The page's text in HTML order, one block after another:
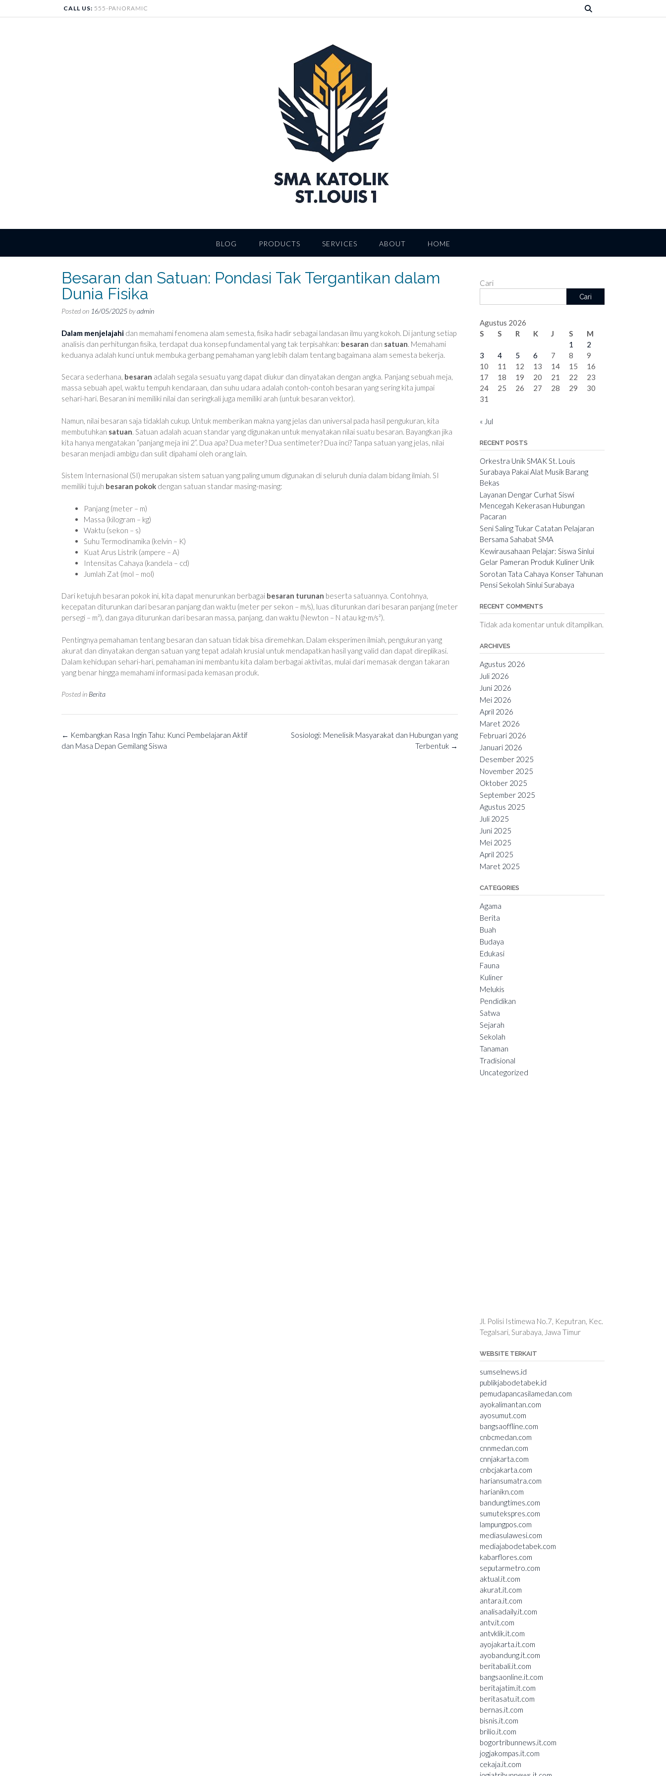
to
CALL US: 555-PANORAMIC
BLOG PRODUCTS SERVICES ABOUT HOME
Besaran dan Satuan: Pondasi Tak Tergantikan dalam
Dunia Fisika
Posted on 16/05/2025 byadmin
Dalam menjelajahi dan memahami fenomena alam semesta, fisika hadir sebagai landasan ilmu yang kokoh. Di jantung setiap
analisis dan perhitungan fisika, terdapat dua konsep fundamental yang tak terpisahkan: besaran dan satuan . Memahami
keduanya adalah kunci untuk membuka gerbang pemahaman yang lebih dalam tentang bagaimana alam semesta bekerja.
Secara sederhana, besaran adalah segala sesuatu yang dapat diukur dan dinyatakan dengan angka. Panjang sebuah meja,
massa sebuah apel, waktu tempuh kendaraan, dan suhu udara adalah contoh-contoh besaran yang sering kita jumpai
sehari-hari. Besaran ini memiliki nilai dan seringkali juga memiliki arah (untuk besaran vektor).
Namun, nilai besaran saja tidaklah cukup. Untuk memberikan makna yang jelas dan universal pada hasil pengukuran, kita
membutuhkan satuan . Satuan adalah acuan standar yang digunakan untuk menyatakan nilai suatu besaran. Bayangkan jika
kita hanya mengatakan “panjang meja ini 2”. Dua apa? Dua meter? Dua sentimeter? Dua inci? Tanpa satuan yang jelas, nilai
besaran menjadi ambigu dan sulit dipahami oleh orang lain.
Sistem Internasional (SI) merupakan sistem satuan yang paling umum digunakan di seluruh dunia dalam bidang ilmiah. SI
memiliki tujuh besaran pokok dengan satuan standar masing-masing:
Panjang (meter – m)
Massa (kilogram – kg)
Waktu (sekon – s)
Suhu Termodinamika (kelvin – K)
Kuat Arus Listrik (ampere – A)
Intensitas Cahaya (kandela – cd)
Jumlah Zat (mol – mol)
Dari ketujuh besaran pokok ini, kita dapat menurunkan berbagai besaran turunan beserta satuannya. Contohnya,
kecepatan diturunkan dari besaran panjang dan waktu (meter per sekon – m/s), luas diturunkan dari besaran panjang (meter
persegi – m²), dan gaya diturunkan dari besaran massa, panjang, dan waktu (Newton – N atau kg⋅m/s²).
Pentingnya pemahaman tentang besaran dan satuan tidak bisa diremehkan. Dalam eksperimen ilmiah, pengukuran yang
akurat dan dinyatakan dengan satuan yang tepat adalah krusial untuk mendapatkan hasil yang valid dan dapat direplikasi.
Dalam kehidupan sehari-hari, pemahaman ini membantu kita dalam berbagai aktivitas, mulai dari memasak dengan takaran
yang benar hingga memahami informasi pada kemasan produk.
Posted in Berita
Post
navigation
Sosiologi: Menelisik Masyarakat dan Hubungan yang
Terbentuk →
← Kembangkan Rasa Ingin Tahu: Kunci Pembelajaran Aktif
dan Masa Depan Gemilang Siswa
Cari
Cari
Agustus 2026
S
S R K J S
M
1
2
3
4 5 6 7 8
9
10
11 12 13 14 15
16
17
18 19 20 21 22
23
24
25 26 27 28 29
30
31
« Jul
RECENT POSTS
Orkestra Unik SMAK St. Louis
Surabaya Pakai Alat Musik Barang
Bekas
Layanan Dengar Curhat Siswi
Mencegah Kekerasan Hubungan
Pacaran
Seni Saling Tukar Catatan Pelajaran
Bersama Sahabat SMA
Kewirausahaan Pelajar: Siswa Sinlui
Gelar Pameran Produk Kuliner Unik
Sorotan Tata Cahaya Konser Tahunan
Pensi Sekolah Sinlui Surabaya
RECENT COMMENTS
Tidak ada komentar untuk ditampilkan.
ARCHIVES
Agustus 2026
Juli 2026
Juni 2026
Mei 2026
April 2026
Maret 2026
Februari 2026
Januari 2026
Desember 2025
November 2025
Oktober 2025
September 2025
Agustus 2025
Juli 2025
Juni 2025
Mei 2025
April 2025
Maret 2025
CATEGORIES
Agama
Berita
Buah
Budaya
Edukasi
Fauna
Kuliner
Melukis
Pendidikan
Satwa
Sejarah
Sekolah
Tanaman
Tradisional
Uncategorized
Jl. Polisi Istimewa No.7, Keputran, Kec.
Tegalsari, Surabaya, Jawa Timur
WEBSITE TERKAIT
sumselnews.id
publikjabodetabek.id
pemudapancasilamedan.com
ayokalimantan.com
ayosumut.com
bangsaoffline.com
cnbcmedan.com
cnnmedan.com
cnnjakarta.com
cnbcjakarta.com
hariansumatra.com
harianikn.com
bandungtimes.com
sumutekspres.com
lampungpos.com
mediasulawesi.com
mediajabodetabek.com
kabarflores.com
seputarmetro.com
aktual.it.com
akurat.it.com
antara.it.com
analisadaily.it.com
antv.it.com
antvklik.it.com
ayojakarta.it.com
ayobandung.it.com
beritabali.it.com
bangsaonline.it.com
beritajatim.it.com
beritasatu.it.com
bernas.it.com
bisnis.it.com
brilio.it.com
bogortribunnews.it.com
jogjakompas.it.com
cekaja.it.com